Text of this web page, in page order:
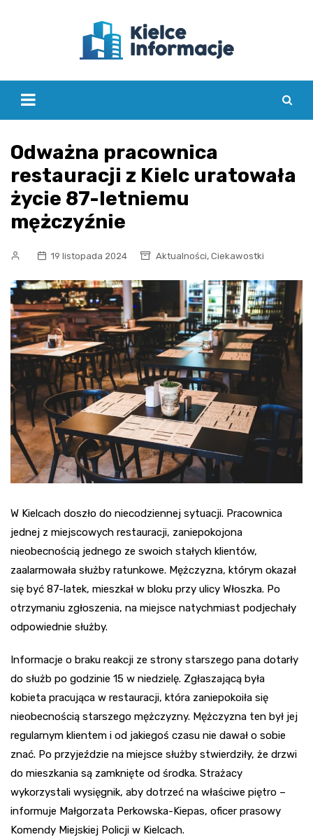
Odważna pracownica
restauracji z Kielc uratowała
życie 87-letniemu
mężczyźnie
19 listopada 2024 Aktualności, Ciekawostki
W Kielcach doszło do niecodziennej sytuacji. Pracownica
jednej z miejscowych restauracji, zaniepokojona
nieobecnością jednego ze swoich stałych klientów,
zaalarmowała służby ratunkowe. Mężczyzna, którym okazał
się być 87-latek, mieszkał w bloku przy ulicy Włoszka. Po
otrzymaniu zgłoszenia, na miejsce natychmiast podjechały
odpowiednie służby.
Informacje o braku reakcji ze strony starszego pana dotarły
do służb po godzinie 15 w niedzielę. Zgłaszającą była
kobieta pracująca w restauracji, która zaniepokoiła się
nieobecnością starszego mężczyzny. Mężczyzna ten był jej
regularnym klientem i od jakiegoś czasu nie dawał o sobie
znać. Po przyjeździe na miejsce służby stwierdziły, że drzwi
do mieszkania są zamknięte od środka. Strażacy
wykorzystali wysięgnik, aby dotrzeć na właściwe piętro –
informuje Małgorzata Perkowska-Kiepas, oficer prasowy
Komendy Miejskiej Policji w Kielcach.